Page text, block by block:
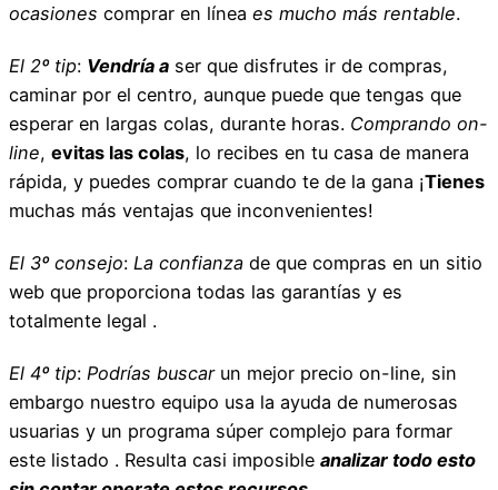
ocasiones comprar en línea es mucho más rentable.
El 2º tip: Vendría a ser que disfrutes ir de compras,
caminar por el centro, aunque puede que tengas que
esperar en largas colas, durante horas. Comprando on-
line, evitas las colas, lo recibes en tu casa de manera
rápida, y puedes comprar cuando te de la gana ¡Tienes
muchas más ventajas que inconvenientes!
El 3º consejo: La confianza de que compras en un sitio
web que proporciona todas las garantías y es
totalmente legal .
El 4º tip: Podrías buscarun mejor precio on-line, sin
embargo nuestro equipo usa la ayuda de numerosas
usuarias y un programa súper complejo para formar
este listado . Resulta casi imposible analizar todo esto